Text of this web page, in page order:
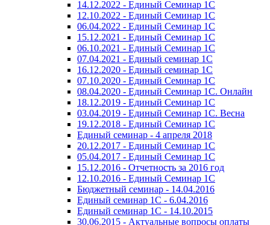
14.12.2022 - Единый Семинар 1С
12.10.2022 - Единый Семинар 1С
06.04.2022 - Единый Семинар 1С
15.12.2021 - Единый Семинар 1С
06.10.2021 - Единый Семинар 1С
07.04.2021 - Единый семинар 1С
16.12.2020 - Единый семинар 1С
07.10.2020 - Единый Семинар 1С
08.04.2020 - Единый Семинар 1С. Онлайн
18.12.2019 - Единый Семинар 1С
03.04.2019 - Единый Семинар 1С. Весна
19.12.2018 - Единый Семинар 1С
Единый семинар - 4 апреля 2018
20.12.2017 - Единый Семинар 1С
05.04.2017 - Единый Семинар 1С
15.12.2016 - Отчетность за 2016 год
12.10.2016 - Единый Семинар 1С
Бюджетный семинар - 14.04.2016
Единый семинар 1С - 6.04.2016
Единый семинар 1С - 14.10.2015
30.06.2015 - Актуальные вопросы оплаты